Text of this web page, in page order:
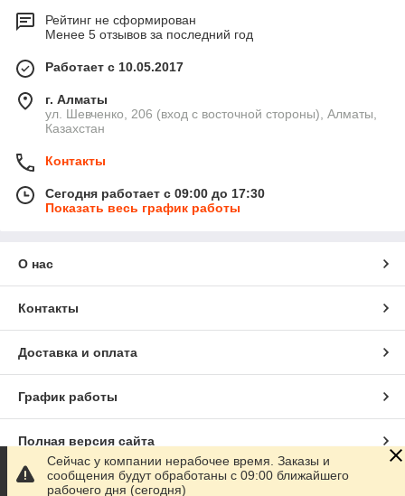
Рейтинг не сформирован
Менее 5 отзывов за последний год
Работает с 10.05.2017
г. Алматы
ул. Шевченко, 206 (вход с восточной стороны), Алматы,
Казахстан
Контакты
Сегодня работает с 09:00 до 17:30
Показать весь график работы
О нас
Контакты
Доставка и оплата
График работы
Полная версия сайта
Сайт создан на маркетплейсе
Сейчас у компании нерабочее время. Заказы и
сообщения будут обработаны с 09:00 ближайшего
рабочего дня (сегодня)